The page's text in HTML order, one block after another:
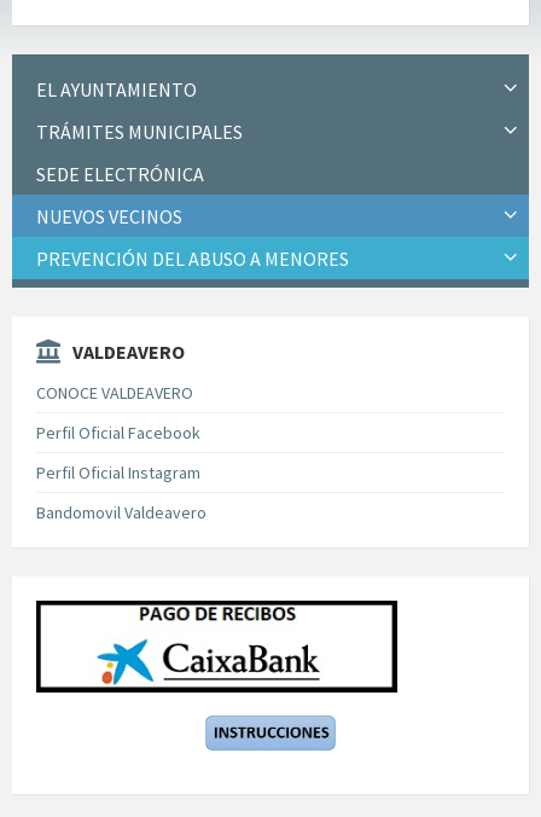
EL AYUNTAMIENTO
TRÁMITES MUNICIPALES
SEDE ELECTRÓNICA
NUEVOS VECINOS
PREVENCIÓN DEL ABUSO A MENORES
VALDEAVERO
CONOCE VALDEAVERO
Perfil Oficial Facebook
Perfil Oficial Instagram
Bandomovil Valdeavero